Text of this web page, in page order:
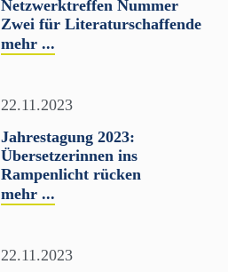
Netzwerktreffen Nummer
Zwei für Literaturschaffende
mehr ...
22.11.2023
Jahrestagung 2023:
Übersetzerinnen ins
Rampenlicht rücken
mehr ...
22.11.2023